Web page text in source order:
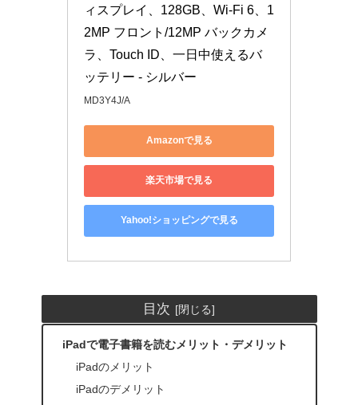
ィスプレイ、128GB、Wi-Fi 6、1
2MP フロント/12MP バックカメ
ラ、Touch ID、一日中使えるバ
ッテリー - シルバー
MD3Y4J/A
Amazonで見る
楽天市場で見る
Yahoo!ショッピングで見る
目次
iPadで電子書籍を読むメリット・デメリット
iPadのメリット
iPadのデメリット